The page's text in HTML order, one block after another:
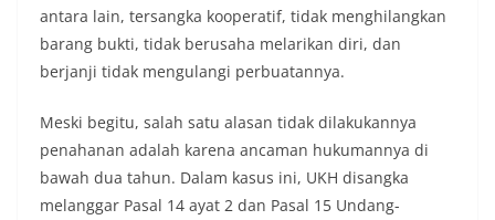
antara lain, tersangka kooperatif, tidak menghilangkan
barang bukti, tidak berusaha melarikan diri, dan
berjanji tidak mengulangi perbuatannya.
Meski begitu, salah satu alasan tidak dilakukannya
penahanan adalah karena ancaman hukumannya di
bawah dua tahun. Dalam kasus ini, UKH disangka
melanggar Pasal 14 ayat 2 dan Pasal 15 Undang-